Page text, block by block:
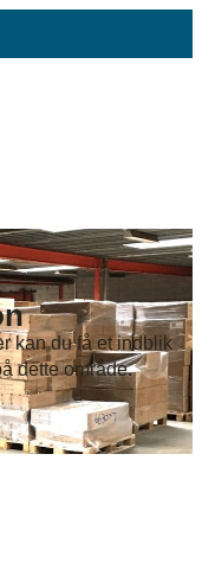
kan du få et indblik
dette område.